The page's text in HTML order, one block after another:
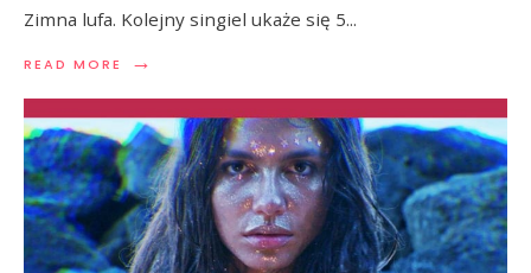
Zimna lufa. Kolejny singiel ukaże się 5...
READ MORE →